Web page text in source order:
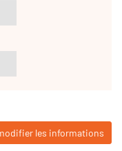
les informations